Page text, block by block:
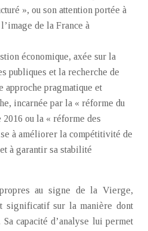
», ou son attention portée à
de la France à
économique, axée sur la
publiques et la recherche de
approche pragmatique et
incarnée par la « réforme du
2016 ou la « réforme des
à améliorer la compétitivité de
à garantir sa stabilité
au signe de la Vierge,
significatif sur la manière dont
capacité d’analyse lui permet